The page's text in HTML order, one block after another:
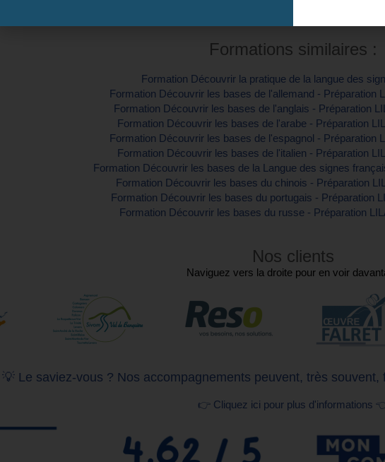
Formations similaires :
Formation Découvrir la pratique de la langue des
Formation Découvrir les bases de l'allemand - Préparation
Formation Découvrir les bases de l'anglais - Préparation
Formation Découvrir les bases de l'arabe - Préparation
Formation Découvrir les bases de l'espagnol - Préparation
Formation Découvrir les bases de l'italien - Préparation
Formation Découvrir les bases de la Langue des signes
Formation Découvrir les bases du chinois - Préparation
Formation Découvrir les bases du portugais - Préparation
Formation Découvrir les bases du russe - Préparation
Nos clients
Naviguez vers la droite pour en voir
💡 Le saviez-vous ? Nos accompagnements peuvent, très
👉 Cliquez ici pour plus d'informations